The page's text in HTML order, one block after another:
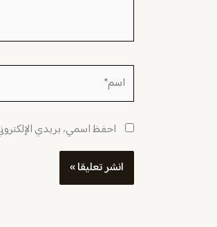
اسم*
احفظ اسمي، بريدي